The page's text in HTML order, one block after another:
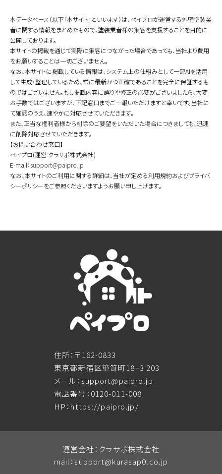
本データベース（以下「本サイト」といいます）は、ペイプロが運営する外壁塗装業
者に関する情報をまとめたもので、塗装業者様の集客を支援することを目的に
公開しております。
本サイトの掲載を通じて実際に集客につながった場合であっても、当社より費用
をお願いすることは一切ございません。
なお、本サイトに掲載している情報は、システム上の仕組みとして一部AIを活用
して生成・整理しているため、常に最新かつ正確であることを完全に保証するも
のではございません。もし掲載内容に誤りや修正の必要がございましたら、大変
お手数ではございますが、下記窓口までご一報いただけますと幸いです。当社に
て確認のうえ、速やかに対応させていただきます。
また、正当な権利者様から削除のご要望をいただいた場合につきましても、迅速
に削除対応させていただきます。
【お問い合わせ窓口】
ペイプロ(運営:クラサポ株式会社)
E-mail：support@paipro.jp
なお、本サイトのご利用に関する詳細は、当社が定める利用規約およびプライバ
シーポリシーをご参照くださいますようお願い申し上げます。
住所：〒162-0833
東京都新宿区箪笥町18−3 203
メール：support@paipro.jp
電話番号：0120-011-008
HP：https://paipro.jp/
運営会社：クラサポ株式会社
mail： support@kurasap0.co.jp